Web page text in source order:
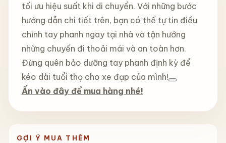
tối ưu hiệu suất khi di chuyển. Với những bước
hướng dẫn chi tiết trên, bạn có thể tự tin điều
chỉnh tay phanh ngay tại nhà và tận hưởng
những chuyến đi thoải mái và an toàn hơn.
Đừng quên bảo dưỡng tay phanh định kỳ để
kéo dài tuổi thọ cho xe đạp của mình!
Ấn vào đây để mua hàng nhé!
GỢI Ý MUA THÊM